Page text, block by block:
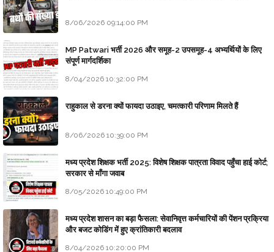
8/06/2026 09:14:00 PM
MP Patwari भर्ती 2026 और समूह-2 उपसमूह-4 अभ्यर्थियों के लिए
संपूर्ण मार्गदर्शिका
8/04/2026 10:32:00 PM
राहुकाल से डरना क्यों फायदा उठाइए, चमत्कारी परिणाम मिलते हैं
8/06/2026 10:39:00 PM
मध्य प्रदेश शिक्षक भर्ती 2025: विशेष शिक्षक पात्रता विवाद पहुँचा हाई कोर्ट;
सरकार से माँगा जवाब
8/05/2026 10:49:00 PM
मध्य प्रदेश शासन का बड़ा फैसला: सेवानिवृत्त कर्मचारियों की पेंशन प्रक्रिया
और बजट कोडिंग में हुए क्रांतिकारी बदलाव
8/04/2026 10:20:00 PM